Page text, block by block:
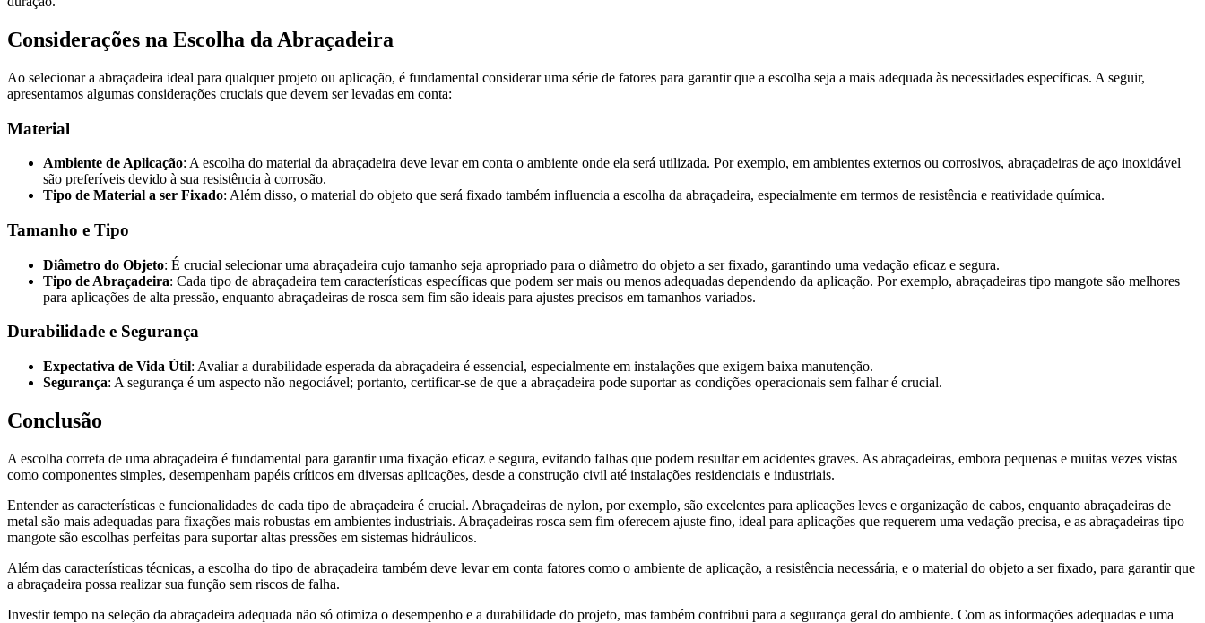
Considerações na Escolha da Abraçadeira
Ao selecionar a abraçadeira ideal para qualquer projeto ou aplicação, é fundamental considerar uma série de fatores para garantir que a escolha seja a mais adequada às necessidades específicas. A seguir,
apresentamos algumas considerações cruciais que devem ser levadas em conta:
Material
Ambiente de Aplicação: A escolha do material da abraçadeira deve levar em conta o ambiente onde ela será utilizada. Por exemplo, em ambientes externos ou corrosivos, abraçadeiras de aço inoxidável
são preferíveis devido à sua resistência à corrosão.
Tipo de Material a ser Fixado: Além disso, o material do objeto que será fixado também influencia a escolha da abraçadeira, especialmente em termos de resistência e reatividade química.
Tamanho e Tipo
Diâmetro do Objeto: É crucial selecionar uma abraçadeira cujo tamanho seja apropriado para o diâmetro do objeto a ser fixado, garantindo uma vedação eficaz e segura.
Tipo de Abraçadeira: Cada tipo de abraçadeira tem características específicas que podem ser mais ou menos adequadas dependendo da aplicação. Por exemplo, abraçadeiras tipo mangote são melhores
para aplicações de alta pressão, enquanto abraçadeiras de rosca sem fim são ideais para ajustes precisos em tamanhos variados.
Durabilidade e Segurança
Expectativa de Vida Útil: Avaliar a durabilidade esperada da abraçadeira é essencial, especialmente em instalações que exigem baixa manutenção.
Segurança: A segurança é um aspecto não negociável; portanto, certificar-se de que a abraçadeira pode suportar as condições operacionais sem falhar é crucial.
Conclusão
A escolha correta de uma abraçadeira é fundamental para garantir uma fixação eficaz e segura, evitando falhas que podem resultar em acidentes graves. As abraçadeiras, embora pequenas e muitas vezes vistas
como componentes simples, desempenham papéis críticos em diversas aplicações, desde a construção civil até instalações residenciais e industriais.
Entender as características e funcionalidades de cada tipo de abraçadeira é crucial. Abraçadeiras de nylon, por exemplo, são excelentes para aplicações leves e organização de cabos, enquanto abraçadeiras de
metal são mais adequadas para fixações mais robustas em ambientes industriais. Abraçadeiras rosca sem fim oferecem ajuste fino, ideal para aplicações que requerem uma vedação precisa, e as abraçadeiras tipo
mangote são escolhas perfeitas para suportar altas pressões em sistemas hidráulicos.
Além das características técnicas, a escolha do tipo de abraçadeira também deve levar em conta fatores como o ambiente de aplicação, a resistência necessária, e o material do objeto a ser fixado, para garantir que
a abraçadeira possa realizar sua função sem riscos de falha.
Investir tempo na seleção da abraçadeira adequada não só otimiza o desempenho e a durabilidade do projeto, mas também contribui para a segurança geral do ambiente. Com as informações adequadas e uma